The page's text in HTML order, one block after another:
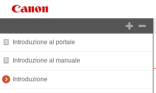
Introduzione al portale
Introduzione al manuale
Introduzione